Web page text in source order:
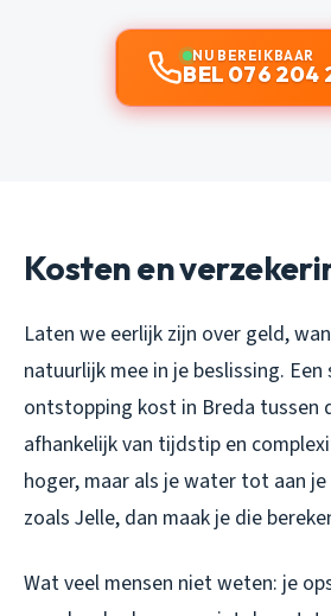
NU BEREIKBAAR
BEL 076 204
Kosten en
Laten we eerlijk zijn over geld,
natuurlijk mee in je beslissing.
ontstopping kost in Breda tussen
afhankelijk van tijdstip en
hoger, maar als je water tot aan
zoals Jelle, dan maak je die
Wat veel mensen niet weten: je